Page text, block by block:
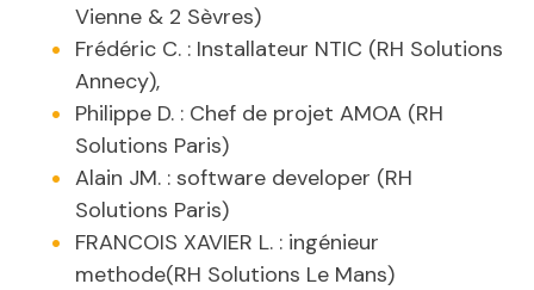
Vienne & 2 Sèvres)
Frédéric C. : Installateur NTIC (RH Solutions
Annecy),
Philippe D. : Chef de projet AMOA (RH
Solutions Paris)
Alain JM. : software developer (RH
Solutions Paris)
FRANCOIS XAVIER L. : ingénieur
methode(RH Solutions Le Mans)